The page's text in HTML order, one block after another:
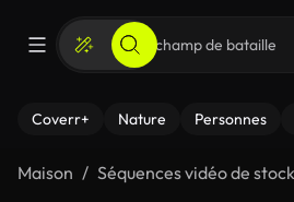
Coverr+ Nature Personnes
Maison Séquences vidéo de stock